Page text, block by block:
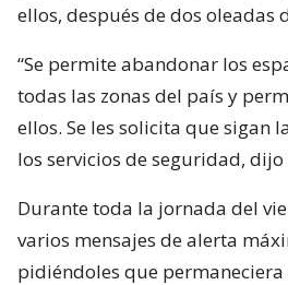
ellos, después de dos oleadas
“Se permite abandonar los
todas las zonas del país y
ellos. Se les solicita que sigan
los servicios de seguridad, dijo
Durante toda la jornada del
varios mensajes de alerta
pidiéndoles que